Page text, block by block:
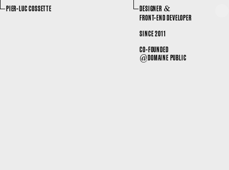
PIER-LUC COSSETTE DESIGNER &
FRONT-END DEVELOPER
SINCE 2011
CO-FOUNDED
@DOMAINE PUBLIC